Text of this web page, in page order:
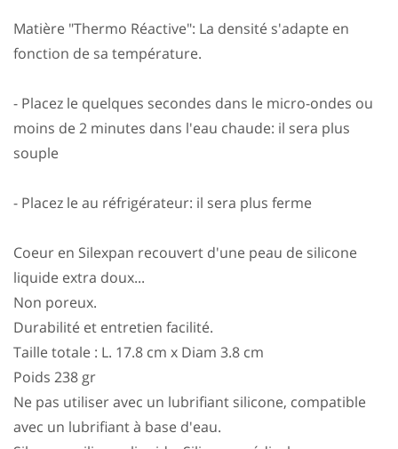
Matière "Thermo Réactive": La densité s'adapte en
fonction de sa température.
- Placez le quelques secondes dans le micro-ondes ou
moins de 2 minutes dans l'eau chaude: il sera plus
souple
- Placez le au réfrigérateur: il sera plus ferme
Coeur en Silexpan recouvert d'une peau de silicone
liquide extra doux...
Non poreux.
Durabilité et entretien facilité.
Taille totale : L. 17.8 cm x Diam 3.8 cm
Poids 238 gr
Ne pas utiliser avec un lubrifiant silicone, compatible
avec un lubrifiant à base d'eau.